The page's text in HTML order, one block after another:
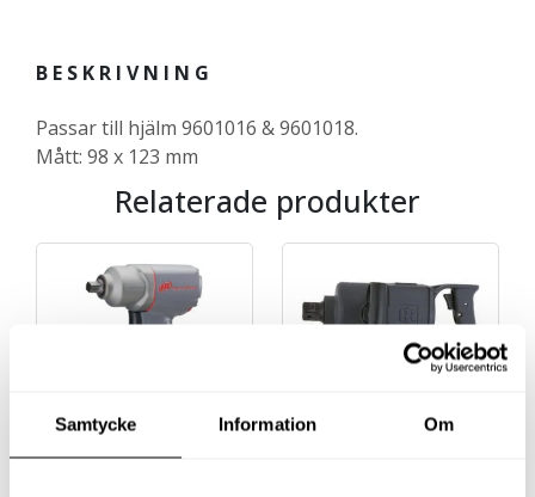
Samtycke Information Om
BESKRIVNING
Passar till hjälm 9601016 & 9601018.
Mått: 98 x 123 mm
Relaterade produkter
MUTTERDRAGARE 1/2″